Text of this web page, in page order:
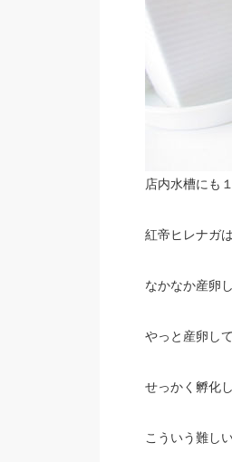
店内水槽にも
紅帝ヒレナガ
なかなか産卵し
やっと産卵し
せっかく孵化
こういう難し